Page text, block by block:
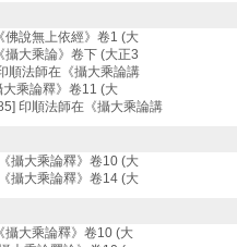
佛說無上依經》卷1 (大
攝大乘論》卷下 (大正3
順法師在《攝大乘論講
乘論釋》卷11 (大
印順法師在《攝大乘論講
攝大乘論釋》卷10 (大
攝大乘論釋》卷14 (大
攝大乘論釋》卷10 (大